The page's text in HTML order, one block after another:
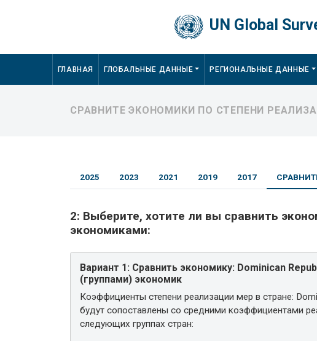
UN Global
Main navigation
ГЛАВНАЯ ГЛОБАЛЬНЫЕ ДАННЫЕ РЕГИОНАЛЬНЫЕ ДАННЫЕ
СРАВНИТЕ ЭКОНОМИКИ ПО СТЕПЕНИ
2025 2023 2021 2019 2017
2: Выберите, хотите ли вы сравнить
экономиками:
Вариант 1: Сравнить экономику: Dominican
(группами) экономик
Коэффициенты степени реализации мер в стране:
будут сопоставлены со средними коэффициентами
следующих группах стран: